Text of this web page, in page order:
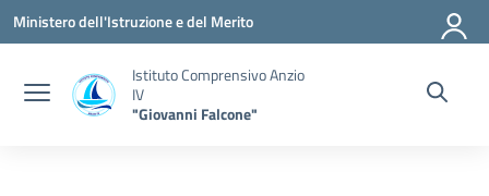
Vai ai contenuti
Vai al menu di navigazione
Vai al footer
Ministero dell'Istruzione e del Merito
Istituto Comprensivo Anzio
IV
"Giovanni Falcone"